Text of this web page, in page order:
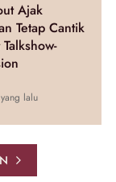
Ajak
Tetap Cantik
lalu